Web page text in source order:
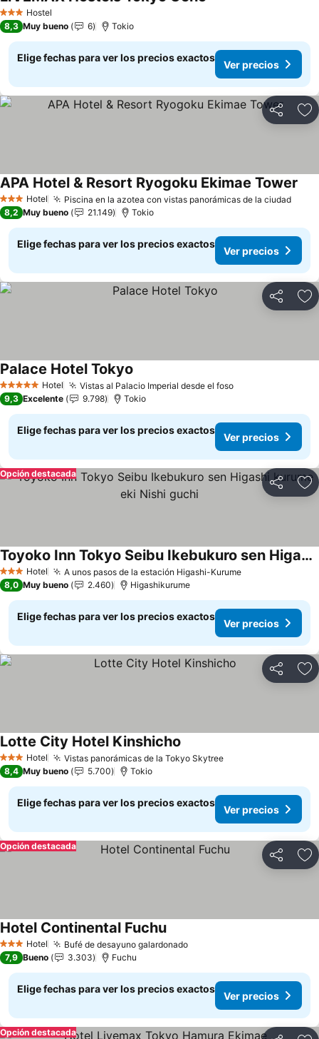
3 EstrellasHostel
8,3 Muy bueno 6 Tokio
Elige fechas para ver los precios exactos
Ver precios
Compartir
3 Estrellas
Hotel Piscina en la azotea con vistas panorámicas de la ciudadVer
APA Hotel & Resort Ryogoku Ekimae Tower
8,2 Muy bueno 21.149 Tokio
Elige fechas para ver los precios exactos
Ver precios
Compartir
5 Estrellas Hotel Vistas al Palacio Imperial desde el fosoVer precios
Palace Hotel Tokyo
9,3 Excelente 9.798 Tokio
Elige fechas para ver los precios exactos
Ver precios
Compartir
Opción destacada
3 Estrellas
Hotel A unos pasos de la estación Higashi-KurumeVer precios
Toyoko Inn Tokyo Seibu Ikebukuro sen Higashi kurume eki Nishi guchi
Ver precios
8,0 Muy bueno 2.460 Higashikurume
Elige fechas para ver los precios exactos
Ver precios
Compartir
3 Estrellas
Hotel Vistas panorámicas de la Tokyo SkytreeVer precios
Lotte City Hotel Kinshicho
8,4 Muy bueno 5.700 Tokio
Elige fechas para ver los precios exactos
Ver precios
Compartir
Opción destacada
3 Estrellas
Hotel Bufé de desayuno galardonadoVer precios
Hotel Continental FuchuVer precios
7,9 Bueno 3.303 Fuchu
Elige fechas para ver los precios exactos
Ver precios
Opción destacada